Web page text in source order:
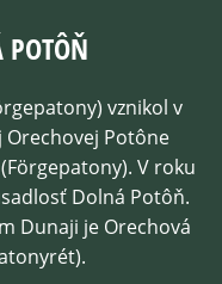
POTÔŇ
vznikol v
Potône
V roku
Dolná Potôň.
Dunaji je Orechová